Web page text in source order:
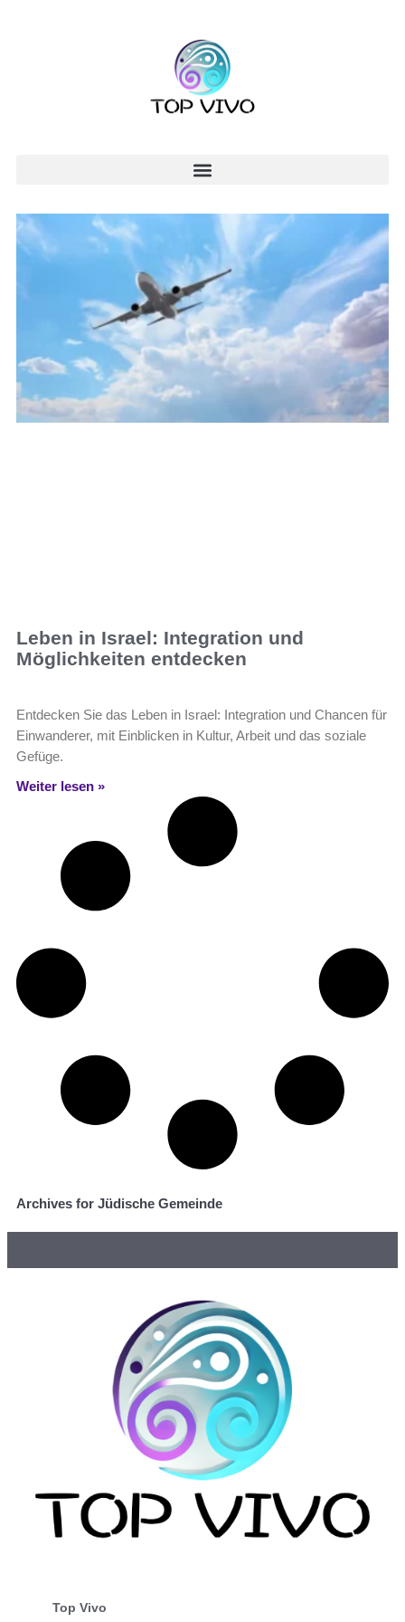
Leben in Israel: Integration und
Möglichkeiten entdecken
Entdecken Sie das Leben in Israel: Integration und Chancen für
Einwanderer, mit Einblicken in Kultur, Arbeit und das soziale
Gefüge.
Weiter lesen »
Archives for Jüdische Gemeinde
Top Vivo